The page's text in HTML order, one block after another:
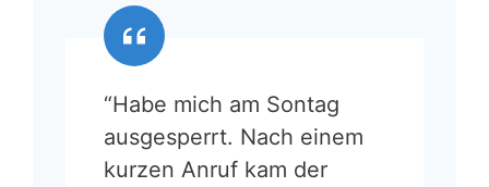
“Habe mich am Sontag
ausgesperrt. Nach einem
kurzen Anruf kam der